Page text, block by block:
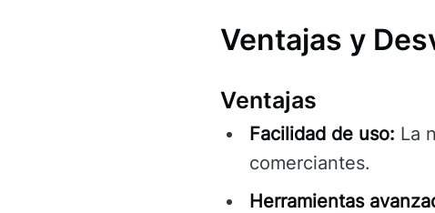
Ventajas y
Ventajas
Facilidad de uso: La
comerciantes.
Herramientas